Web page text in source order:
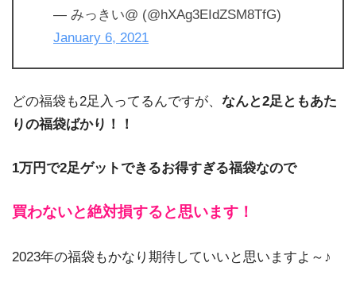
— みっきい@ (@hXAg3EIdZSM8TfG)
January 6, 2021
どの福袋も2足入ってるんですが、 なんと2足ともあた
りの福袋ばかり！！
1万円で2足ゲットできるお得すぎる福袋なので
買わないと絶対損すると思います！
2023年の福袋もかなり期待していいと思いますよ～♪